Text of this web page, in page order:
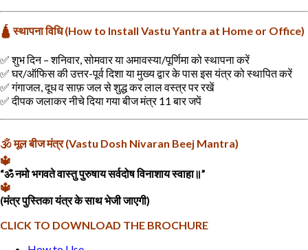
🛕 स्थापना विधि (How to Install Vastu Yantra at Home or Office)
✅ शुभ दिन – शनिवार, सोमवार या अमावस्या/पूर्णिमा को स्थापना करें
✅ घर/ऑफिस की उत्तर-पूर्व दिशा या मुख्य द्वार के पास इस यंत्र को स्थापित करें
✅ गंगाजल, दूध व साफ़ जल से शुद्ध कर लाल वस्त्र पर रखें
✅ दीपक जलाकर नीचे दिया गया बीज मंत्र 11 बार जपें
🕉 मूल बीज मंत्र (Vastu Dosh Nivaran Beej Mantra)
🔱
“ॐ नमो भगवते वास्तु पुरुषाय सर्वदोष विनाशाय स्वाहा॥”
🔱
(मंत्र पुस्तिका यंत्र के साथ भेजी जाएगी)
CLICK TO DOWNLOAD THE BROCHURE